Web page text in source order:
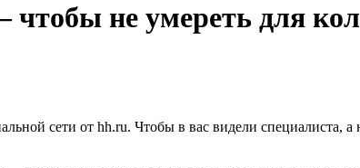
не умереть для
сети от hh.ru. Чтобы в вас видели специалиста,